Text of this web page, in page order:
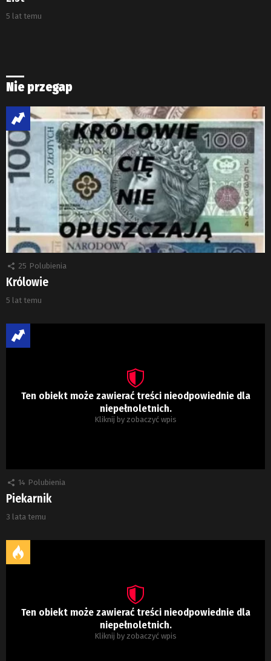
5 lat temu
Nie przegap
25 Polubienia
Królowie
5 lat temu
Ten obiekt może zawierać treści nieodpowiednie dla
niepełnoletnich.
Kliknij by zobaczyć wpis
14 Polubienia
Piekarnik
3 lata temu
Ten obiekt może zawierać treści nieodpowiednie dla
niepełnoletnich.
Kliknij by zobaczyć wpis